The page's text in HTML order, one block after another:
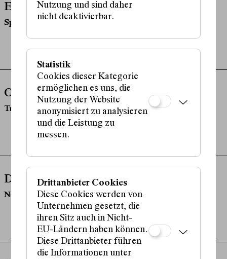
Ensemble Plus: Because the Night
Spielclub-Aufführung
Offener Dienstag
Treffpunkt für eine offene Gesellschaft
Die besten 30 Minuten
Neue Nachgespräche
Nutzung und sind daher
nicht deaktivierbar.
Statistik
Cookies dieser Kategorie
ermöglichen es uns, die
Nutzung der Website
anonymisiert zu analysieren
und die Leistung zu
messen.
Drittanbieter Cookies
Diese Cookies werden von
Unternehmen gesetzt, die
ihren Sitz auch in Nicht-
EU-Ländern haben können.
Diese Drittanbieter führen
die Informationen unter